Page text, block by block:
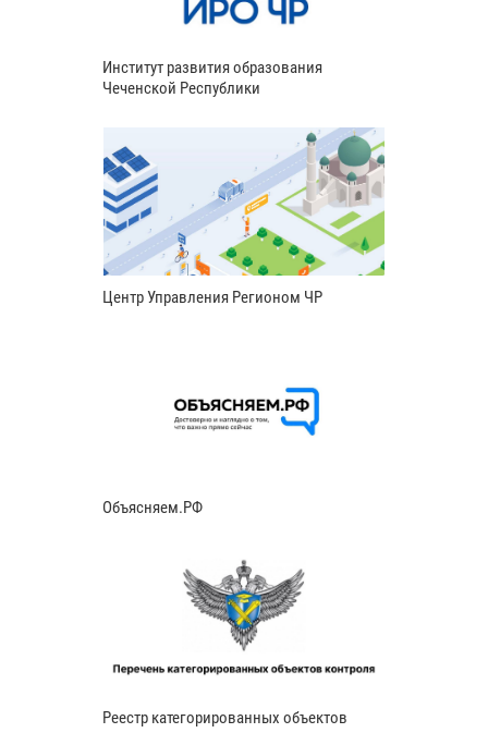
Институт развития образования
Чеченской Республики
Центр Управления Регионом ЧР
Объясняем.РФ
Реестр категорированных объектов